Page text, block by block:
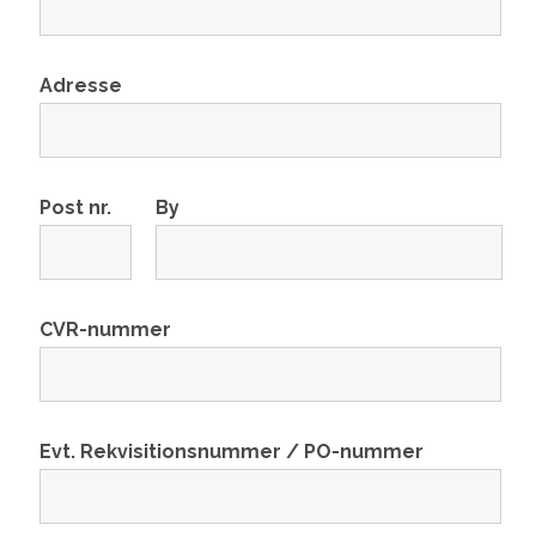
Adresse
Post nr. By
CVR-nummer
Evt. Rekvisitionsnummer / PO-nummer